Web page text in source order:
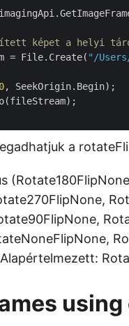
képet a helyi
= File.Create( "/
0, SeekOrigin.Begin);
a
using